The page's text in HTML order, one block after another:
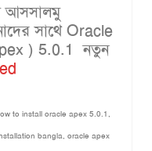
আসসালমু
সাথে Oracle
) 5.0.1 নতুন
to install oracle apex 5.0.1,
bangla, oracle apex